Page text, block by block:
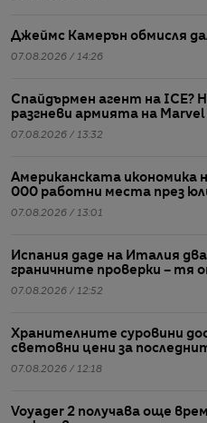
Джеймс Камерън обмисля
07.08.2026 / 14:26
Спайдърмен агент на ICE?
разгневи армията на
07.08.2026 / 13:32
Американската икономика
000 работни места през
07.08.2026 / 13:01
Испания даде на Италия
граничните проверки – тя
07.08.2026 / 12:52
Хранителните суровини
световни цени за
07.08.2026 / 12:18
Voyager 2 получава още